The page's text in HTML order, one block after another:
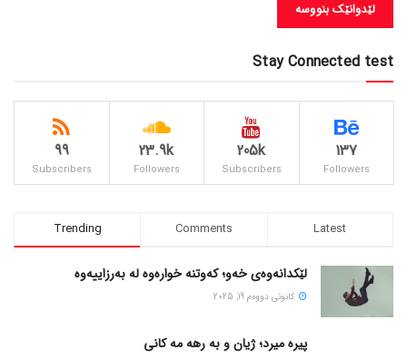
Stay Connected test
137
Followers
205k
Subscribers
23.9k
Followers
99
Subscribers
Trending Comments Latest
لێکدانەوەی خەو؛ کەوتنە خوارەوە لە بەرزاییەوە
كانونی دووه‌م 19, 2025
پیره میرد؛ ژیان و به رهه مه کانی